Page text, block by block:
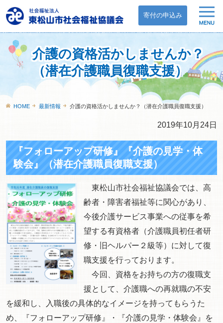
寄付の申込み
介護の資格活かしませんか？
（潜在介護職員復職支援）
HOME 最新情報 介護の資格活かしませんか？（潜在介護職員復職支援）
2019年10月24日
『フォローアップ研修』『介護の見学・体
験会』（潜在介護職員復職支援）
東松山市社会福祉協議会では、高
齢者・障害者福祉等に関心があり、
今後介護サービス事業への従事を希
望する有資格者（介護職員初任者研
修・旧ヘルパー２級等）に対して復
職支援を行っております。
今回、資格をお持ちの方の復職支
援として、介護職への再就職の不安
を緩和し、入職後の具体的なイメージを持ってもらうた
め、『フォローアップ研修』・『介護の見学・体験会』を